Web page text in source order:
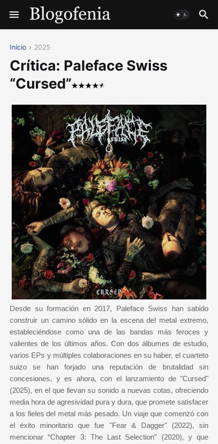
Inicio 2025
Crítica: Paleface Swiss
“Cursed”
Desde su formación en 2017, Paleface Swiss han sabido
construir un camino sólido en la escena del metal extremo,
estableciéndose como una de las bandas más feroces y
valientes de los últimos años. Con dos álbumes de estudio,
varios EPs y múltiples colaboraciones en su haber, el cuarteto
suizo se han forjado una reputación de brutalidad sin
concesiones, y es ahora, con el lanzamiento de "Cursed"
(2025), en el que llevan su sonido a nuevas cotas, ofreciendo
media hora de agresividad pura y dura, que promete satisfacer
a los fieles del metal más pesado. Un viaje que comenzó con
el éxito minoritario que fue "Fear & Dagger" (2022), sin
mencionar “Chapter 3: The Last Selection” (2020), y que